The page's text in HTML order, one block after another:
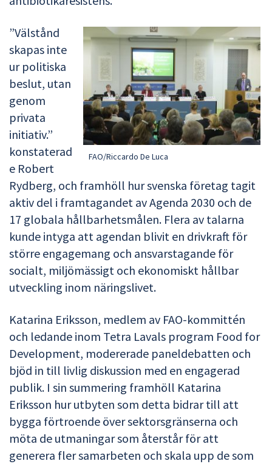
FAO/Riccardo De Luca
”Välstånd
skapas inte
ur politiska
beslut, utan
genom
privata
initiativ.”
konstaterad
e Robert
Rydberg, och framhöll hur svenska företag tagit
aktiv del i framtagandet av Agenda 2030 och de
17 globala hållbarhetsmålen. Flera av talarna
kunde intyga att agendan blivit en drivkraft för
större engagemang och ansvarstagande för
socialt, miljömässigt och ekonomiskt hållbar
utveckling inom näringslivet.
Katarina Eriksson, medlem av FAO-kommittén
och ledande inom Tetra Lavals program Food for
Development, modererade paneldebatten och
bjöd in till livlig diskussion med en engagerad
publik. I sin summering framhöll Katarina
Eriksson hur utbyten som detta bidrar till att
bygga förtroende över sektorsgränserna och
möta de utmaningar som återstår för att
generera fler samarbeten och skala upp de som